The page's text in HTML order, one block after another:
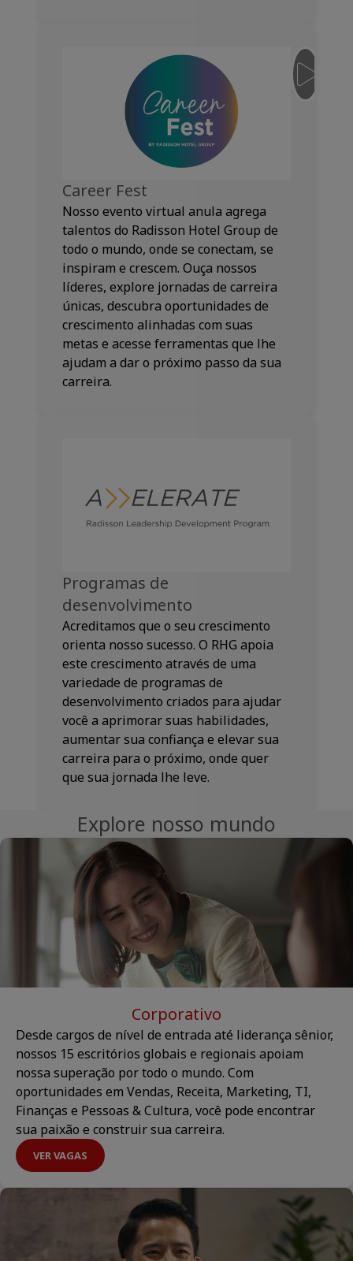
Career Fest
Nosso evento virtual anula agrega
talentos do Radisson Hotel Group de
todo o mundo, onde se conectam, se
inspiram e crescem. Ouça nossos
líderes, explore jornadas de carreira
únicas, descubra oportunidades de
crescimento alinhadas com suas
metas e acesse ferramentas que lhe
ajudam a dar o próximo passo da sua
carreira.
Programas de
desenvolvimento
Acreditamos que o seu crescimento
orienta nosso sucesso. O RHG apoia
este crescimento através de uma
variedade de programas de
desenvolvimento criados para ajudar
você a aprimorar suas habilidades,
aumentar sua confiança e elevar sua
carreira para o próximo, onde quer
que sua jornada lhe leve.
Explore nosso mundo
Corporativo
Desde cargos de nível de entrada até liderança sênior,
nossos 15 escritórios globais e regionais apoiam
nossa superação por todo o mundo. Com
oportunidades em Vendas, Receita, Marketing, TI,
Finanças e Pessoas & Cultura, você pode encontrar
sua paixão e construir sua carreira.
VER VAGAS